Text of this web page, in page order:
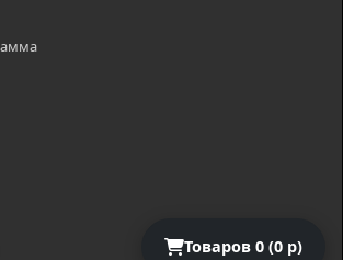
Товаров 0 (0 р)